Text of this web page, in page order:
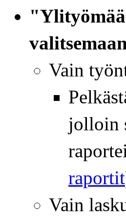
Vain
jolloin
raportit
Vain